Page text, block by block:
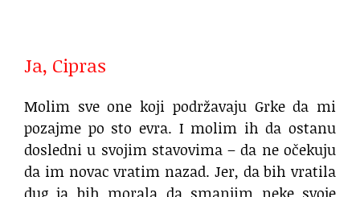
Ja, Cipras
Molim sve one koji podržavaju Grke da mi
pozajme po sto evra. I molim ih da ostanu
dosledni u svojim stavovima – da ne očekuju
da im novac vratim nazad. Jer, da bih vratila